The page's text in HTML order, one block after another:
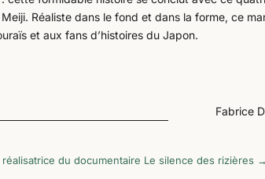
Réaliste dans le fond et dans la forme, ce
et aux fans d’histoires du Japon.
Fabrice
du documentaire Le silence des rizières →